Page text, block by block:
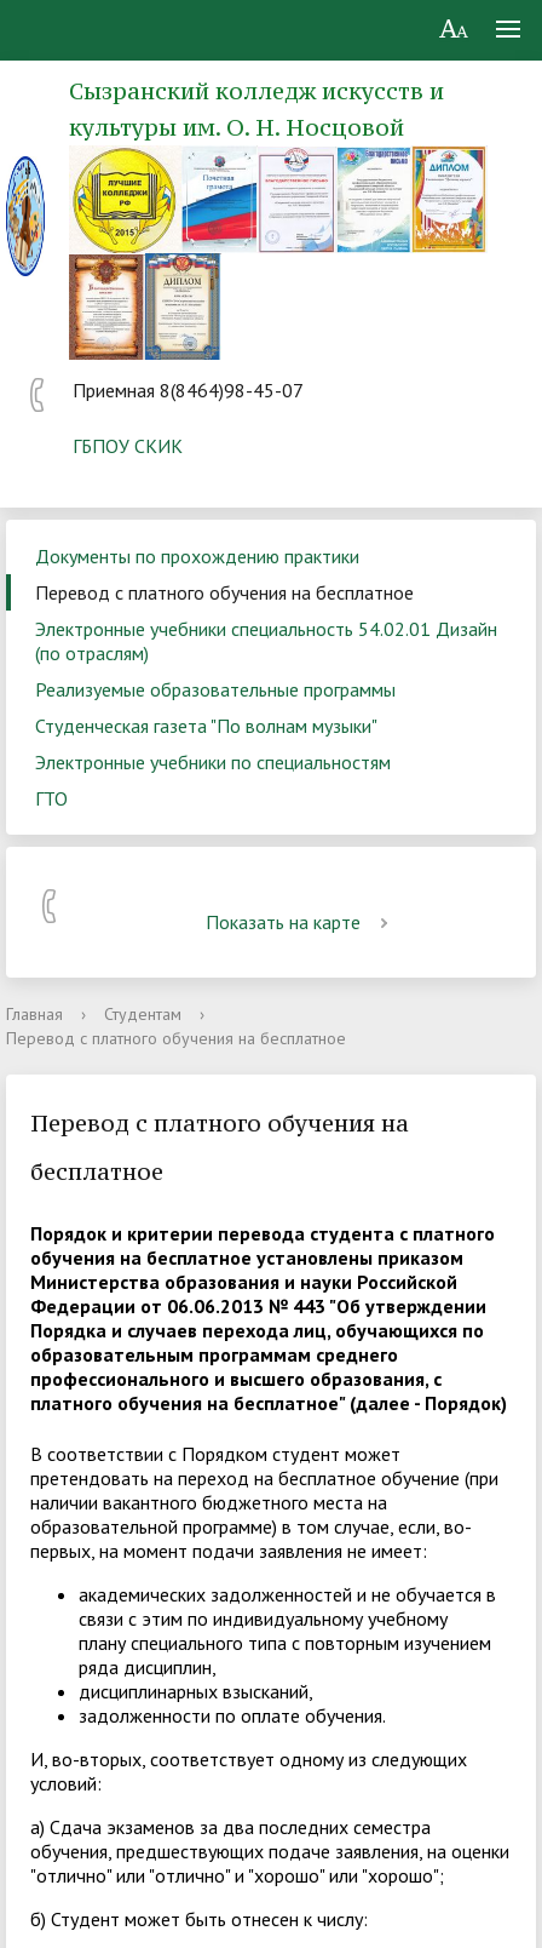
Сызранский колледж искусств и
культуры им. О. Н. Носцовой
Приемная 8(8464)98-45-07
ГБПОУ СКИК
Документы по прохождению практики
Перевод с платного обучения на бесплатное
Электронные учебники специальность 54.02.01 Дизайн
(по отраслям)
Реализуемые образовательные программы
Студенческая газета "По волнам музыки"
Электронные учебники по специальностям
ГТО
Показать на карте
Главная › Студентам
›
Перевод с платного обучения на бесплатное
Перевод с платного обучения на
бесплатное
Порядок и критерии перевода студента с платного
обучения на бесплатное установлены приказом
Министерства образования и науки Российской
Федерации от 06.06.2013 № 443 "Об утверждении
Порядка и случаев перехода лиц, обучающихся по
образовательным программам среднего
профессионального и высшего образования, с
платного обучения на бесплатное" (далее - Порядок)
В соответствии с Порядком студент может
претендовать на переход на бесплатное обучение (при
наличии вакантного бюджетного места на
образовательной программе) в том случае, если, во-
первых, на момент подачи заявления не имеет:
академических задолженностей и не обучается в
связи с этим по индивидуальному учебному
плану специального типа с повторным изучением
ряда дисциплин,
дисциплинарных взысканий,
задолженности по оплате обучения.
И, во-вторых, соответствует одному из следующих
условий:
a) Сдача экзаменов за два последних семестра
обучения, предшествующих подаче заявления, на оценки
"отлично" или "отлично" и "хорошо" или "хорошо";
б) Студент может быть отнесен к числу: